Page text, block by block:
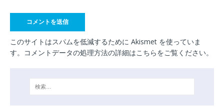
このサイトはスパムを低減するために Akismet を使っていま
す。 コメントデータの処理方法の詳細はこちらをご覧ください。